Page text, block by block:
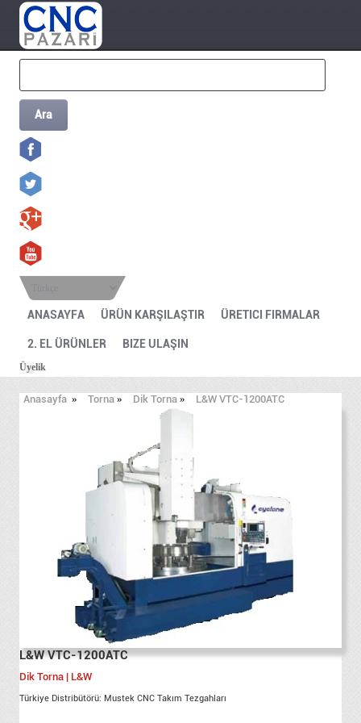
Ara
ANASAYFA ÜRÜN KARŞILAŞTIR ÜRETICI FIRMALAR
2. EL ÜRÜNLER BIZE ULAŞIN
Üyelik
Anasayfa » Torna » Dik Torna » L&W VTC-1200ATC
L&W VTC-1200ATC
Dik Torna | L&W
Türkiye Distribütörü: Mustek CNC Takım Tezgahları